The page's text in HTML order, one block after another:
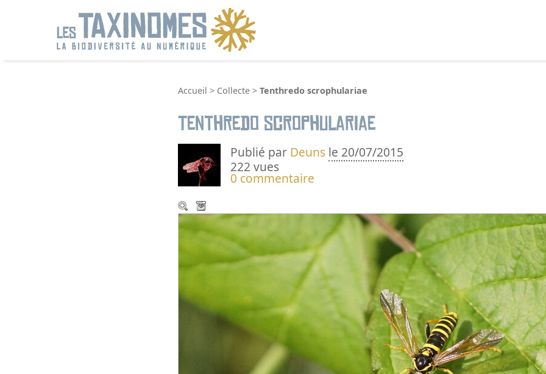
Accueil > Collecte > Tenthredo scrophulariae
Tenthredo scrophulariae
Publié par Deuns le 20/07/2015
222 vues
0 commentaire